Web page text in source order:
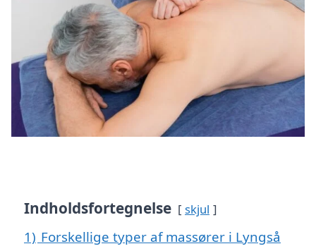
Indholdsfortegnelse skjul
1) Forskellige typer af massører i Lyngså